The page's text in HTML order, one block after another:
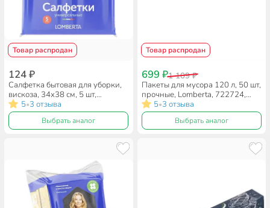
Товар распродан
124 ₽
Салфетка бытовая для уборки,
вискоза, 34х38 см, 5 шт,
Lomberta, К4133
5•3 отзыва
Выбрать аналог
Товар распродан
699 ₽1 109 ₽
Пакеты для мусора 120 л, 50 шт,
прочные, Lomberta, 722724,
черные
5•3 отзыва
Выбрать аналог